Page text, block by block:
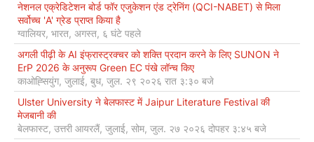
नेशनल एक्रेडिटेशन बोर्ड फॉर एजुकेशन एंड ट्रेनिंग (QCI-NABET) से मिला
सर्वोच्च 'A' ग्रेड प्राप्त किया है
ग्वालियर, भारत, अगस्त, ६ घंटे पहले
अगली पीढ़ी के AI इंफ्रास्ट्रक्चर को शक्ति प्रदान करने के लिए SUNON ने
ErP 2026 के अनुरूप Green EC पंखे लॉन्च किए
काओह्सियुंग, जुलाई, बुध, जुल. २९ २०२६ रात ३:३० बजे
Ulster University ने बेलफास्ट में Jaipur Literature Festival की
मेजबानी की
बेलफास्ट, उत्तरी आयरलैं, जुलाई, सोम, जुल. २७ २०२६ दोपहर ३:४५ बजे